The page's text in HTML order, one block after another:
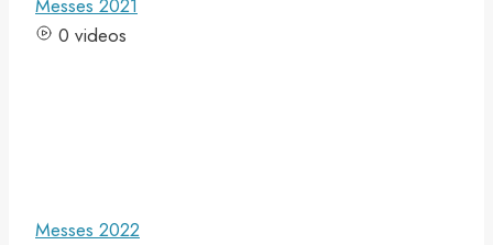
Messes 2021
0 videos
Messes 2022